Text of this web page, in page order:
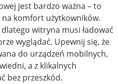
jest bardzo ważna – to
na komfort użytkowników.
witryna musi ładować
wyglądać. Upewnij się, że
do urządzeń mobilnych,
a z klikalnych
bez przeszkód.